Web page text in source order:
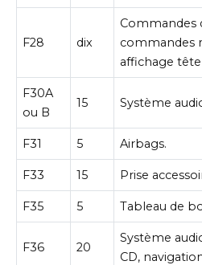
F28 dix
Commandes
commandes
affichage
F30A
ou B
15 Système
F31 5 Airbags.
F33 15 Prise
F35 5 Tableau de
F36 20
Système
CD,